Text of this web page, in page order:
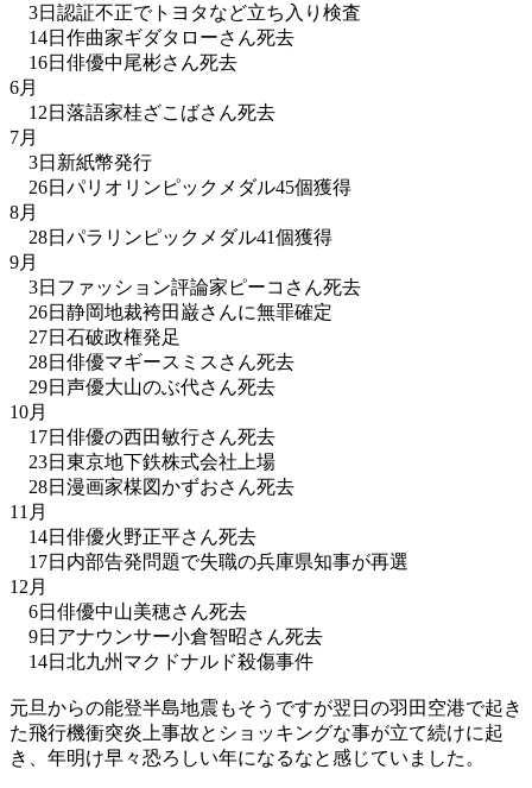
3日認証不正でトヨタなど立ち入り検査
14日作曲家ギダタローさん死去
16日俳優中尾彬さん死去
6月
12日落語家桂ざこばさん死去
7月
3日新紙幣発行
26日パリオリンピックメダル45個獲得
8月
28日パラリンピックメダル41個獲得
9月
3日ファッション評論家ピーコさん死去
26日静岡地裁袴田巌さんに無罪確定
27日石破政権発足
28日俳優マギースミスさん死去
29日声優大山のぶ代さん死去
10月
17日俳優の西田敏行さん死去
23日東京地下鉄株式会社上場
28日漫画家楳図かずおさん死去
11月
14日俳優火野正平さん死去
17日内部告発問題で失職の兵庫県知事が再選
12月
6日俳優中山美穂さん死去
9日アナウンサー小倉智昭さん死去
14日北九州マクドナルド殺傷事件
元旦からの能登半島地震もそうですが翌日の羽田空港で起き
た飛行機衝突炎上事故とショッキングな事が立て続けに起
き、年明け早々恐ろしい年になるなと感じていました。